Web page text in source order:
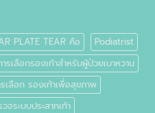
PLATE TEAR คือ
Podiatrist
ารเลือกรองเท้าสำหรับผู้ป่วยเบาหวาน
เลือก รองเท้าเพื่อสุขภาพ
จระบบประสาทเท้า